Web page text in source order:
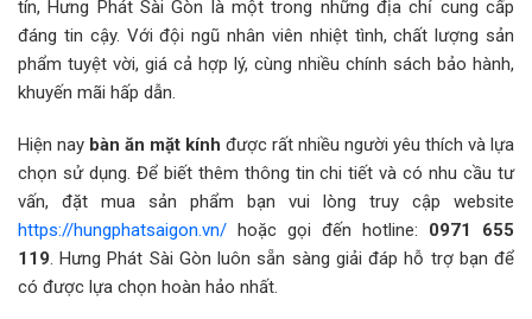
tín, Hưng Phát Sài Gòn là một trong những địa chỉ cung cấp
đáng tin cậy. Với đội ngũ nhân viên nhiệt tình, chất lượng sản
phẩm tuyệt vời, giá cả hợp lý, cùng nhiều chính sách bảo hành,
khuyến mãi hấp dẫn.
Hiện nay bàn ăn mặt kính được rất nhiều người yêu thích và lựa
chọn sử dụng. Để biết thêm thông tin chi tiết và có nhu cầu tư
vấn, đặt mua sản phẩm bạn vui lòng truy cập website
https://hungphatsaigon.vn/ hoặc gọi đến hotline: 0971 655
119. Hưng Phát Sài Gòn luôn sẵn sàng giải đáp hỗ trợ bạn để
có được lựa chọn hoàn hảo nhất.